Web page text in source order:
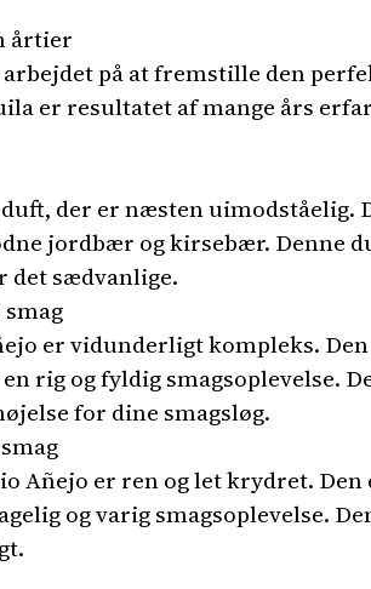
årtier
på at fremstille den
er resultatet af mange års
der er næsten uimodståelig.
jordbær og kirsebær. Denne
det sædvanlige.
er vidunderligt kompleks.
rig og fyldig smagsoplevelse.
for dine smagsløg.
Añejo er ren og let krydret.
og varig smagsoplevelse.